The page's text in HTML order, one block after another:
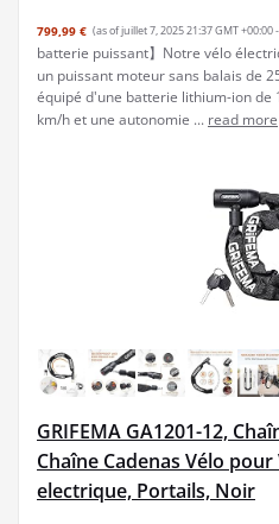
799,99 € (as of juillet 7, 2025 21:37 GMT +00:00 -
batterie puissant】Notre vélo
un puissant moteur sans balais de
équipé d'une batterie lithium-ion de
km/h et une autonomie ... read more
GRIFEMA GA1201-12,
Chaîne Cadenas Vélo
electrique, Portails, Noir